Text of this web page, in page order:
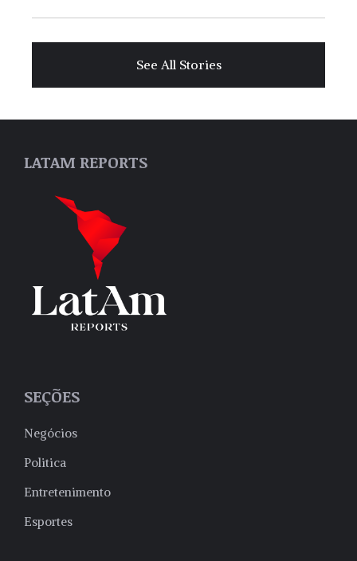
See All Stories
LATAM REPORTS
SEÇÕES
Negócios
Politica
Entretenimento
Esportes